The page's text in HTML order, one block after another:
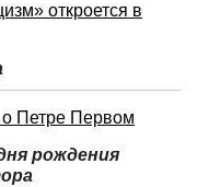
откроется в
Петре Первом
рождения